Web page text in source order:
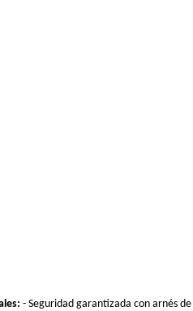
- Seguridad garantizada con arnés